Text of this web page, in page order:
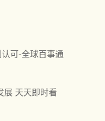
可-全球百事通
展 天天即时看